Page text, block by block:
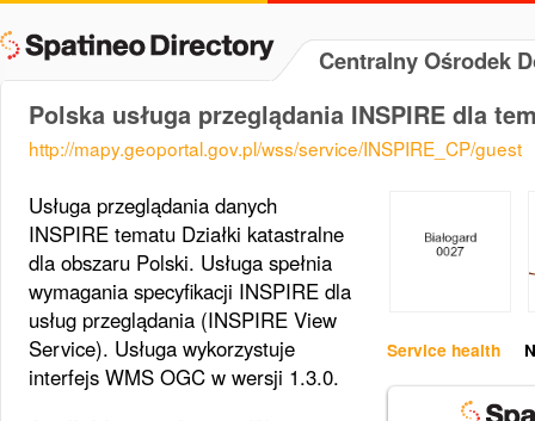
Centralny Ośrodek
Polska usługa przeglądania INSPIRE dla
http://mapy.geoportal.gov.pl/wss/service/INSPIRE_CP/guest
Service health
Usługa przeglądania danych
INSPIRE tematu Działki katastralne
dla obszaru Polski. Usługa spełnia
wymagania specyfikacji INSPIRE dla
usług przeglądania (INSPIRE View
Service). Usługa wykorzystuje
interfejs WMS OGC w wersji 1.3.0.